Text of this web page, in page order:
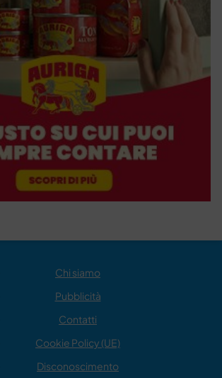
Chi siamo
Pubblicità
Contatti
Cookie Policy (UE)
Disconoscimento